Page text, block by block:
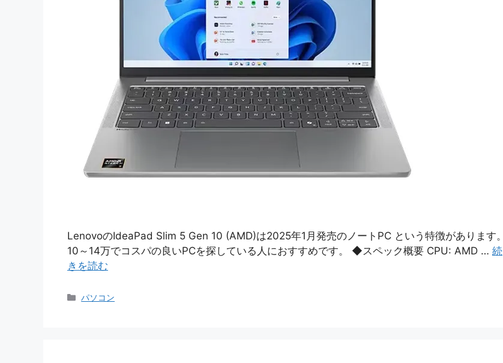
LenovoのIdeaPad Slim 5 Gen 10 (AMD)は2025年1月発売のノートPC という特徴があります。
10～14万でコスパの良いPCを探している人におすすめです。 ◆スペック概要 CPU: AMD … 続
きを読む
カ
パソコン